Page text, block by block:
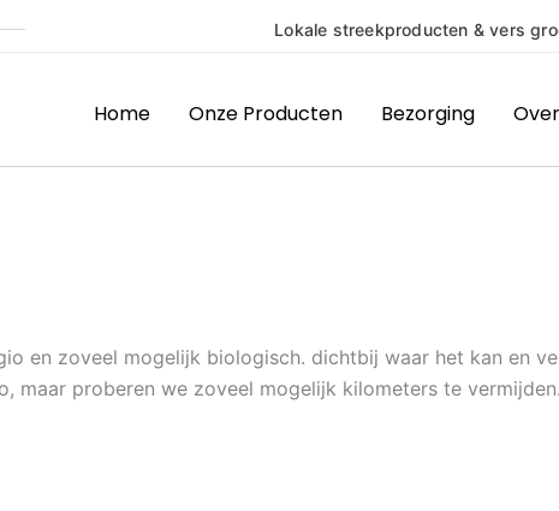
Lokale streekproducten & vers
Home Onze Producten Bezorging
en zoveel mogelijk biologisch. dichtbij waar het kan en
maar proberen we zoveel mogelijk kilometers te